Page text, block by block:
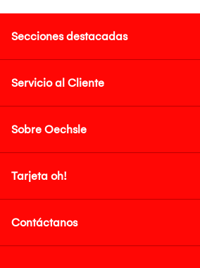
Secciones destacadas
Servicio al Cliente
Sobre Oechsle
Tarjeta oh!
Contáctanos